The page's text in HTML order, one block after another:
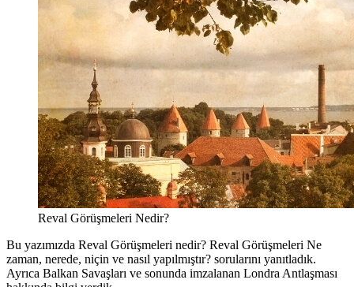
Reval Görüşmeleri Nedir?
Bu yazımızda Reval Görüşmeleri nedir? Reval Görüşmeleri Ne
zaman, nerede, niçin ve nasıl yapılmıştır? sorularını yanıtladık.
Ayrıca Balkan Savaşları ve sonunda imzalanan Londra Antlaşması